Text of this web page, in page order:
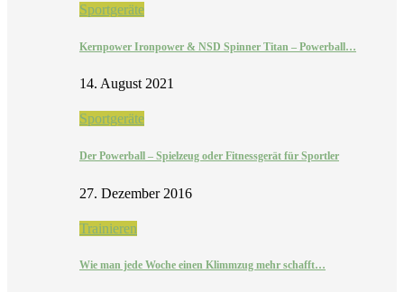
Sportgeräte
Kernpower Ironpower & NSD Spinner Titan – Powerball…
14. August 2021
Sportgeräte
Der Powerball – Spielzeug oder Fitnessgerät für Sportler
27. Dezember 2016
Trainieren
Wie man jede Woche einen Klimmzug mehr schafft…